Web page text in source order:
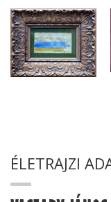
ÉLETRAJZI